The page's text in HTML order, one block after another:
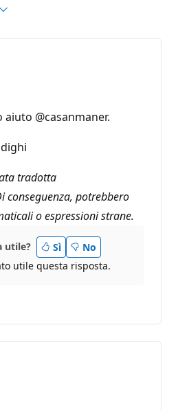
@casanmaner.
tradotta
conseguenza, potrebbero
o espressioni strane.
utile? Sì
No
utile questa risposta.